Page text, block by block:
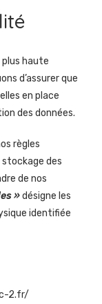
haute
d’assurer que
en place
des données.
règles
des
de nos
»désigne les
identifiée
2.fr/